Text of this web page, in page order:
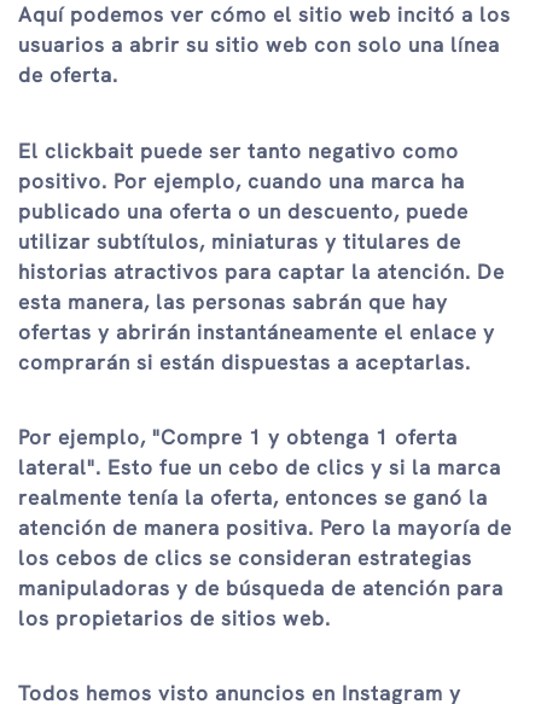
Aquí podemos ver cómo el sitio web incitó a los
usuarios a abrir su sitio web con solo una línea
de oferta.
El clickbait puede ser tanto negativo como
positivo. Por ejemplo, cuando una marca ha
publicado una oferta o un descuento, puede
utilizar subtítulos, miniaturas y titulares de
historias atractivos para captar la atención. De
esta manera, las personas sabrán que hay
ofertas y abrirán instantáneamente el enlace y
comprarán si están dispuestas a aceptarlas.
Por ejemplo, "Compre 1 y obtenga 1 oferta
lateral". Esto fue un cebo de clics y si la marca
realmente tenía la oferta, entonces se ganó la
atención de manera positiva. Pero la mayoría de
los cebos de clics se consideran estrategias
manipuladoras y de búsqueda de atención para
los propietarios de sitios web.
Todos hemos visto anuncios en Instagram y